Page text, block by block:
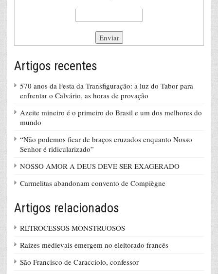
Artigos recentes
570 anos da Festa da Transfiguração: a luz do Tabor para
enfrentar o Calvário, as horas de provação
Azeite mineiro é o primeiro do Brasil e um dos melhores do
mundo
“Não podemos ficar de braços cruzados enquanto Nosso
Senhor é ridicularizado”
NOSSO AMOR A DEUS DEVE SER EXAGERADO
Carmelitas abandonam convento de Compiègne
Artigos relacionados
RETROCESSOS MONSTRUOSOS
Raízes medievais emergem no eleitorado francês
São Francisco de Caracciolo, confessor